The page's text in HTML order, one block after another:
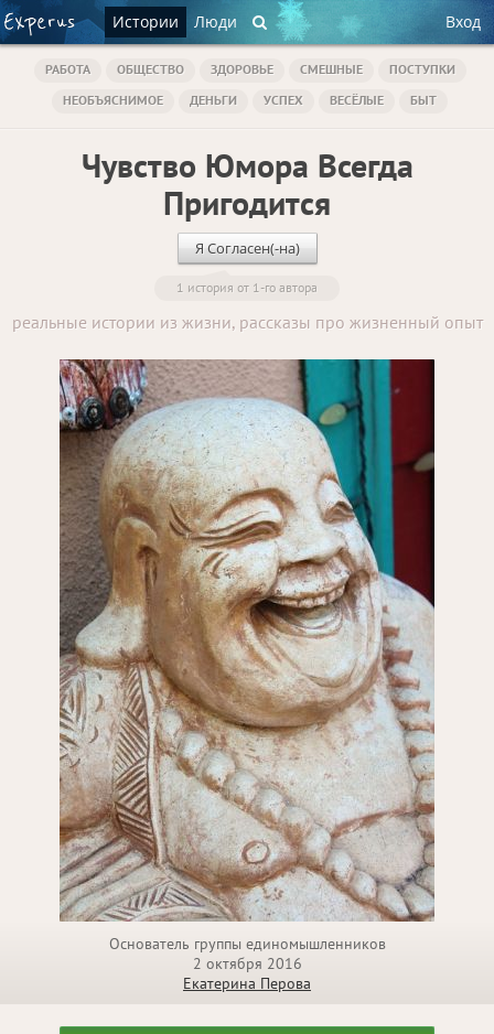
Истории Люди Вход
РАБОТА ОБЩЕСТВО ЗДОРОВЬЕ СМЕШНЫЕ
ПОСТУПКИ
НЕОБЪЯСНИМОЕ
ДЕНЬГИ УСПЕХ ВЕСЁЛЫЕ БЫТ
Чувство Юмора Всегда
Пригодится
Я Согласен(-на)
1 история от 1-го автора
реальные истории из жизни, рассказы про жизненный опыт
Основатель группы единомышленников
2 октября 2016
Екатерина Перова